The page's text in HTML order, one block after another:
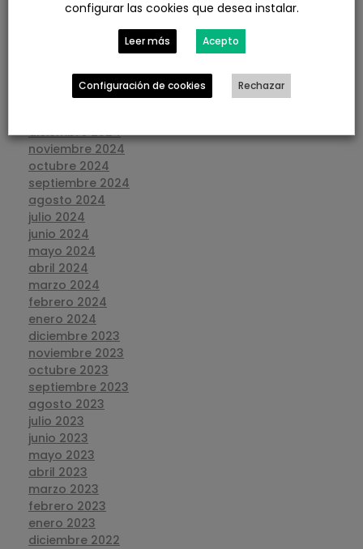
julio 2025
marzo 2025
febrero 2025
diciembre 2024
noviembre 2024
octubre 2024
septiembre 2024
agosto 2024
julio 2024
junio 2024
mayo 2024
abril 2024
marzo 2024
febrero 2024
enero 2024
diciembre 2023
noviembre 2023
octubre 2023
septiembre 2023
agosto 2023
julio 2023
junio 2023
mayo 2023
abril 2023
marzo 2023
febrero 2023
enero 2023
diciembre 2022
configurar las cookies que desea instalar.
Leer más Acepto
Configuración de cookies Rechazar